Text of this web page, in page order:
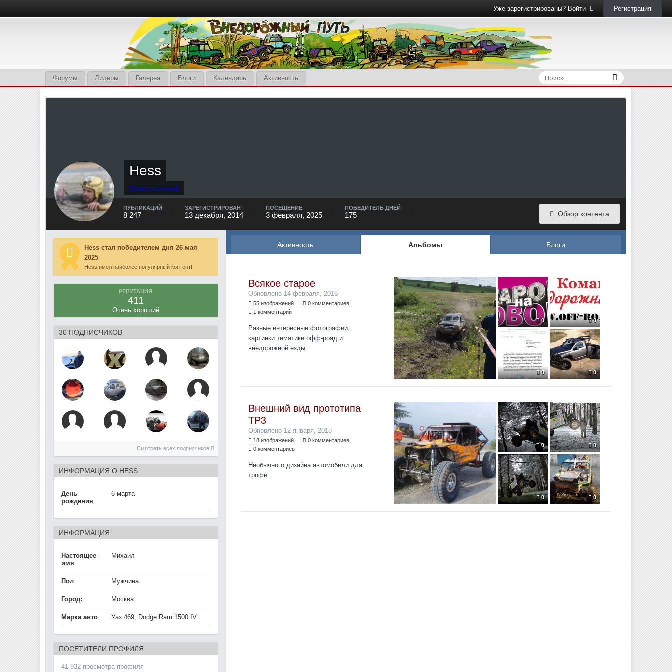
Уже зарегистрированы? Войти Регистрация
Форумы Лидеры Галерея Блоги Календарь Активность
Hess
Ответственный
Обзор контента
ПУБЛИКАЦИЙ
8 247
ЗАРЕГИСТРИРОВАН
13 декабря, 2014
ПОСЕЩЕНИЕ
3 февраля, 2025
ПОБЕДИТЕЛЬ ДНЕЙ
175
Hess стал победителем дня 26 мая
2025
Hess имел наиболее популярный контент!
РЕПУТАЦИЯ
411
Очень хороший
30 ПОДПИСЧИКОВ
Смотреть всех подписчиков
ИНФОРМАЦИЯ О HESS
День
рождения
6 марта
ИНФОРМАЦИЯ
Настоящее
имя
Михаил
Пол Мужчина
Город: Москва
Марка авто Уаз 469, Dodge Ram 1500 IV
ПОСЕТИТЕЛИ ПРОФИЛЯ
41 932 просмотра профиля
Активность Альбомы Блоги
Всякое старое
Обновлено 14 февраля, 2018
55 изображений
0 комментариев
1 комментарий
Разные интересные фотографии,
картинки тематики офф-роад и
внедорожной езды.
0 0
0 0
0 0
0 0
Внешний вид прототипа
ТР3
Обновлено 12 января, 2018
18 изображений
0 комментариев
0 комментариев
Необычного дизайна автомобили для
трофи.
0 0
0 0